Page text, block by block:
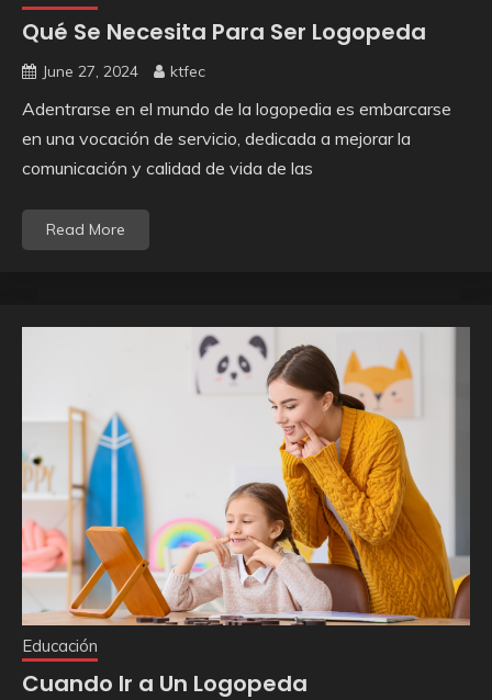
Qué Se Necesita Para Ser Logopeda
June 27, 2024 ktfec
Adentrarse en el mundo de la logopedia es embarcarse
en una vocación de servicio, dedicada a mejorar la
comunicación y calidad de vida de las
Read More
Educación
Cuando Ir a Un Logopeda